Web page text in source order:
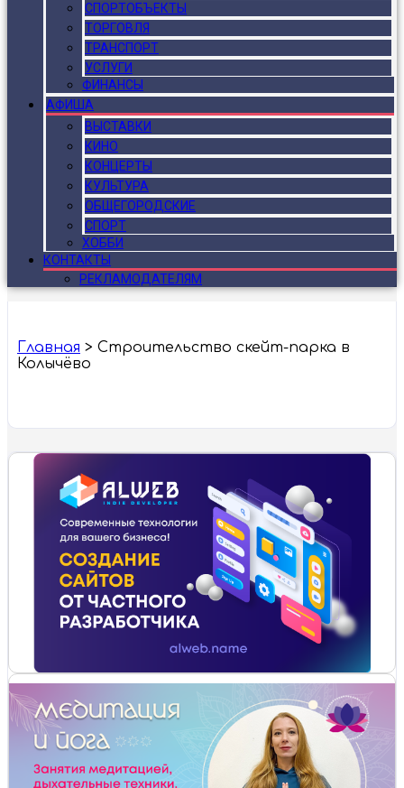
СПОРТОБЪЕКТЫ
ТОРГОВЛЯ
ТРАНСПОРТ
УСЛУГИ
ФИНАНСЫ
АФИША
ВЫСТАВКИ
КИНО
КОНЦЕРТЫ
КУЛЬТУРА
ОБЩЕГОРОДСКИЕ
СПОРТ
ХОББИ
КОНТАКТЫ
РЕКЛАМОДАТЕЛЯМ
Главная > Строительство скейт-парка в
Колычёво